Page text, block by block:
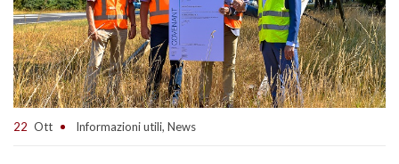
22 Ott Informazioni utili, News